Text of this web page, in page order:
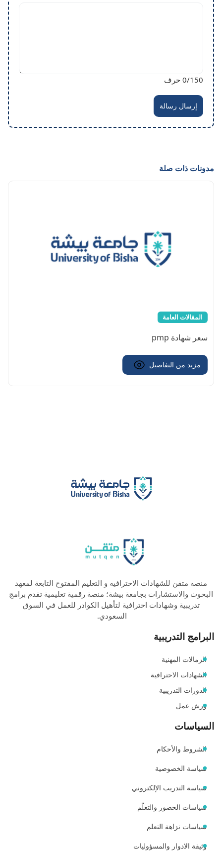
0/150 حرف
إرسال رسالة
مدونات ذات صلة
المقالات العامة
سعر شهادة pmp
مزيد من التفاصيل
منصه متقن للشهادات الاحترافيه و التعليم المفتوح التابعة لمعهد
البحوث والاستشارات بجامعة بيشة؛ منصة رقمية تعليمية تقدم برامج
تدريبية وشهادات احترافية لتأهيل الكوادر للعمل في السوق
السعودي.
البرامج التدريبية
الزمالات المهنية
الشهادات الاحترافية
الدورات التدريبية
ورش عمل
السياسات
الشروط والأحكام
سياسة الخصوصية
سياسة التدريب الإلكتروني
سياسات الحضور والتعلّم
سياسات نزاهة التعلم
وثيقة الادوار والمسؤوليات